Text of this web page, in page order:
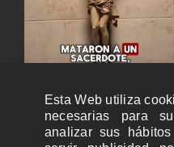
Esta Web utiliza
necesarias para
analizar sus